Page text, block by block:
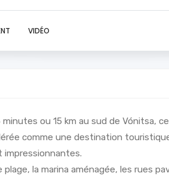
VIDÉO
minutes ou 15 km au sud de Vónitsa,
comme une destination
impressionnantes.
la marina aménagée, les rues